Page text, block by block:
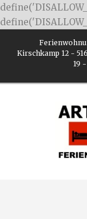
Kirschkamp 12 -
19